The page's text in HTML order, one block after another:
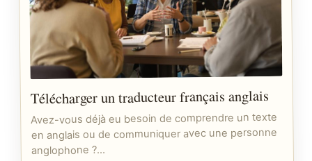
Télécharger un traducteur français anglais
Avez-vous déjà eu besoin de comprendre un texte
en anglais ou de communiquer avec une personne
anglophone ?…